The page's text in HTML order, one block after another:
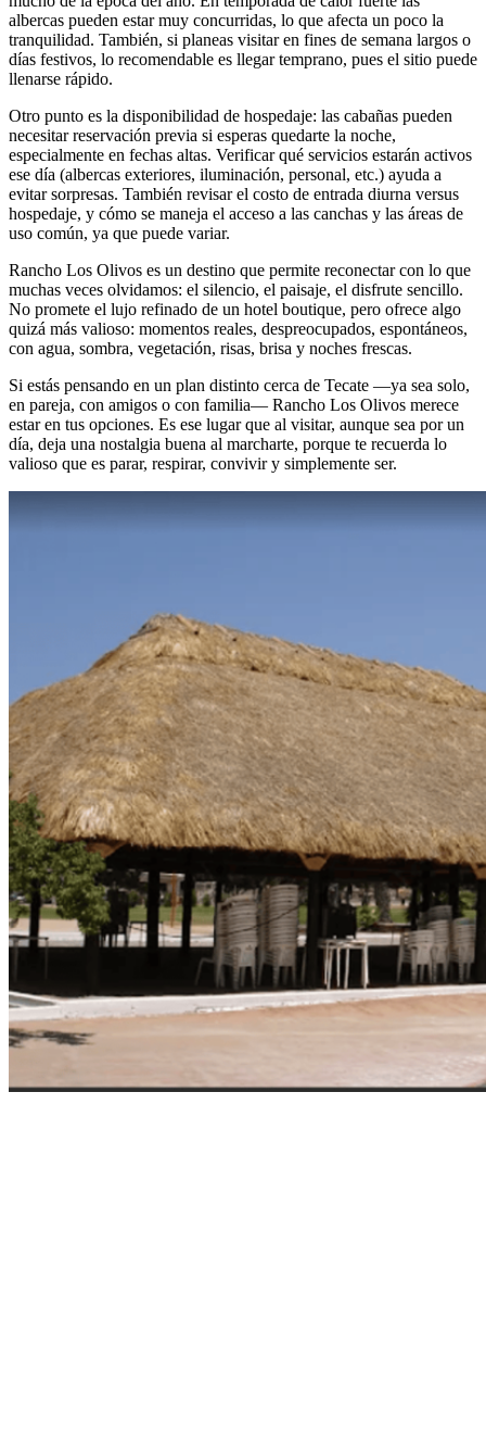
albercas pueden estar muy concurridas, lo que afecta un poco la
tranquilidad. También, si planeas visitar en fines de semana largos o
días festivos, lo recomendable es llegar temprano, pues el sitio puede
llenarse rápido.
Otro punto es la disponibilidad de hospedaje: las cabañas pueden
necesitar reservación previa si esperas quedarte la noche,
especialmente en fechas altas. Verificar qué servicios estarán activos
ese día (albercas exteriores, iluminación, personal, etc.) ayuda a
evitar sorpresas. También revisar el costo de entrada diurna versus
hospedaje, y cómo se maneja el acceso a las canchas y las áreas de
uso común, ya que puede variar.
Rancho Los Olivos es un destino que permite reconectar con lo que
muchas veces olvidamos: el silencio, el paisaje, el disfrute sencillo.
No promete el lujo refinado de un hotel boutique, pero ofrece algo
quizá más valioso: momentos reales, despreocupados, espontáneos,
con agua, sombra, vegetación, risas, brisa y noches frescas.
Si estás pensando en un plan distinto cerca de Tecate —ya sea solo,
en pareja, con amigos o con familia— Rancho Los Olivos merece
estar en tus opciones. Es ese lugar que al visitar, aunque sea por un
día, deja una nostalgia buena al marcharte, porque te recuerda lo
valioso que es parar, respirar, convivir y simplemente ser.